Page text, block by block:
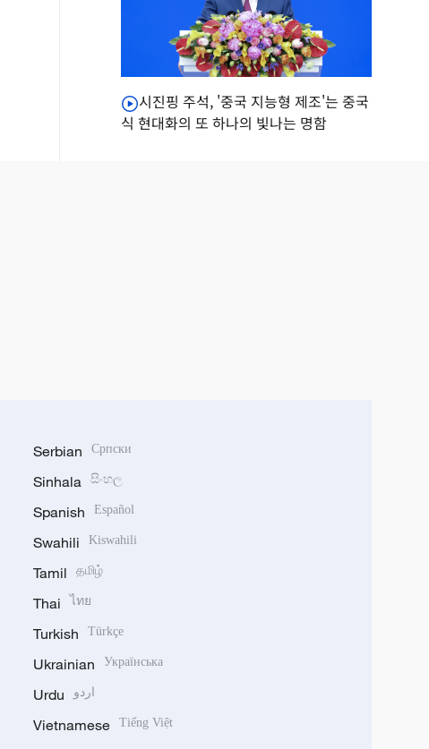
시진핑 주석, '중국 지능형 제조'는 중국
식 현대화의 또 하나의 빛나는 명함
Serbian Српски
Sinhala සිංහල
Spanish Español
Swahili Kiswahili
Tamil தமிழ்
Thai ไทย
Turkish Türkçe
Ukrainian Українська
Urdu اردو
Vietnamese Tiếng Việt